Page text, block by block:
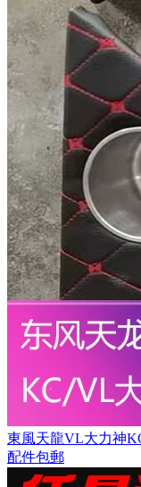
東風天龍VL大力神
配件包郵